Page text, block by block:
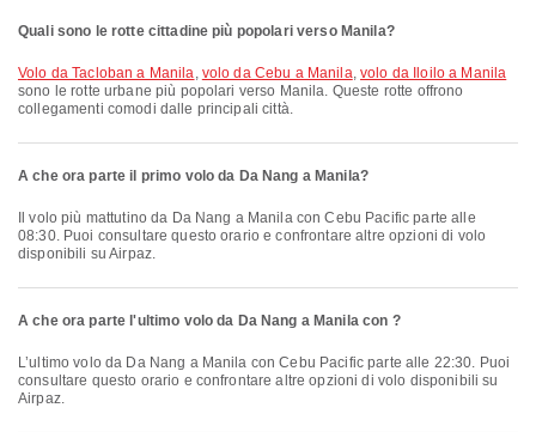
Quali sono le rotte cittadine più popolari verso Manila?
volo da Tacloban a Manila, volo da Cebu a Manila,volo da Iloilo a Manila
sono le rotte urbane più popolari verso Manila. Queste rotte offrono
collegamenti comodi dalle principali città.
A che ora parte il primo volo da Da Nang a Manila?
08:30. Puoi consultare questo orario e confrontare altre opzioni di volo
disponibili su Airpaz.
A che ora parte l'ultimo volo da Da Nang a Manila con ?
L’ultimo volo da Da Nang a Manila con Cebu Pacific parte alle 22:30. Puoi
consultare questo orario e confrontare altre opzioni di volo disponibili su
Airpaz.